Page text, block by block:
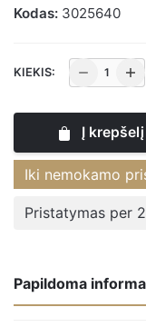
Kodas: 3025640
KIEKIS:
produkto
kiekis:
Rinkinys
dėžutėje
"George"
chromuotas
RE14PD
Į krepšelį
Iki nemokamo
Pristatymas per
Papildoma